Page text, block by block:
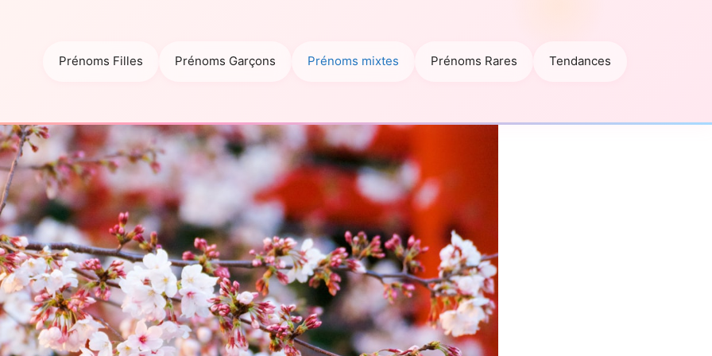
Prénoms Filles Prénoms Garçons Prénoms mixtes Prénoms Rares Tendances